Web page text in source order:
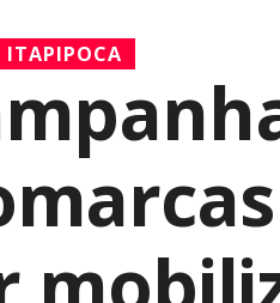
ITAPIPOCA